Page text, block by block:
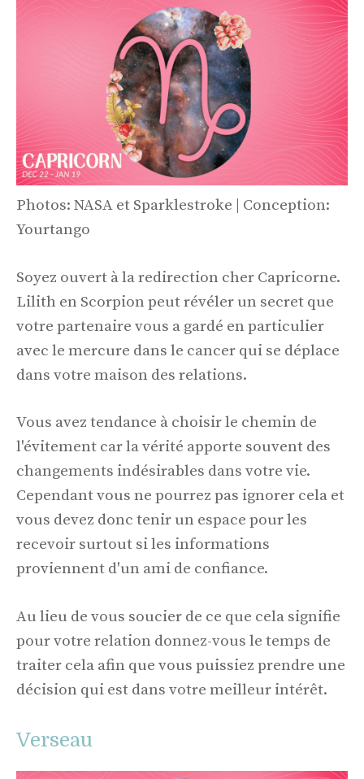
Photos: NASA et Sparklestroke | Conception:
Yourtango
Soyez ouvert à la redirection cher Capricorne.
Lilith en Scorpion peut révéler un secret que
votre partenaire vous a gardé en particulier
avec le mercure dans le cancer qui se déplace
dans votre maison des relations.
Vous avez tendance à choisir le chemin de
l'évitement car la vérité apporte souvent des
changements indésirables dans votre vie.
Cependant vous ne pourrez pas ignorer cela et
vous devez donc tenir un espace pour les
recevoir surtout si les informations
proviennent d'un ami de confiance.
Au lieu de vous soucier de ce que cela signifie
pour votre relation donnez-vous le temps de
traiter cela afin que vous puissiez prendre une
décision qui est dans votre meilleur intérêt.
Verseau